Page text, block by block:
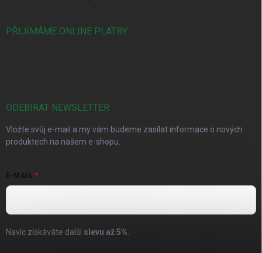
PŘIJÍMÁME ONLINE PLATBY
ODEBÍRAT NEWSLETTER
Vložte svůj e-mail a my vám budeme zasílat informace o nových
produktech na našem e-shopu.
E-MAIL
Navíc získáváte další slevu až5%